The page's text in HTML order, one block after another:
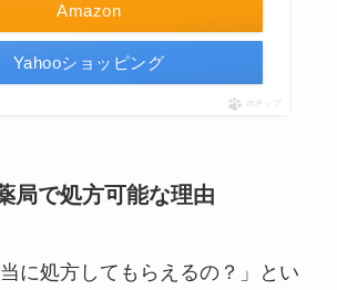
Amazon
Yahooショッピング
ポチップ
局で処方可能な理由
当に処方してもらえるの？」とい